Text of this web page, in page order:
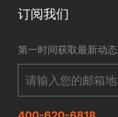
智慧海洋
智慧农业
智慧林草
订阅我们
第一时间获取最新动态